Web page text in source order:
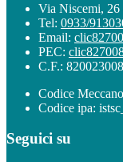
Via Niscemi,
Tel: 0933/
Email:
PEC:
C.F.:
Codice
Codice ipa:
Seguici su